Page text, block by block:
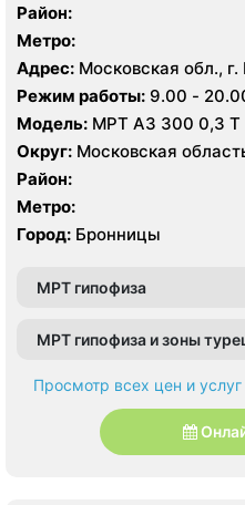
Район:
Метро:
Адрес: Московская обл.,
пер., 49, стр. 1
Режим работы: 9.00 -
Модель: МРТ АЗ 300 0,3 Т
Округ: Московская
Район:
Метро:
Город: Бронницы
МРТ гипофиза
МРТ гипофиза и зоны
Просмотр всех цен и услуг